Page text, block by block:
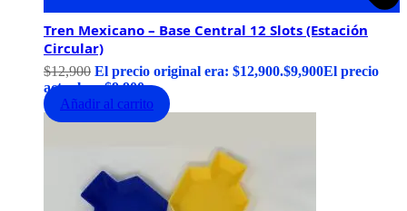
Tren Mexicano – Base Central 12 Slots (Estación
Circular)
$12,900 El precio original era: $12,900.$9,900El precio
actual es: $9,900.
Añadir al carrito